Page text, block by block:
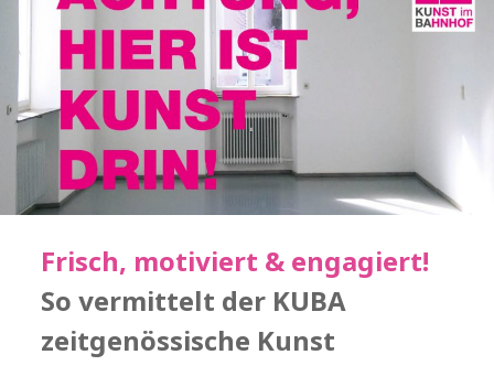
Frisch, motiviert & engagiert!
So vermittelt der KUBA
zeitgenössische Kunst